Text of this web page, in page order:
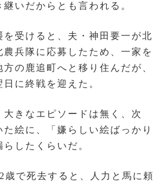
いだからとも言われる。
を受けると、夫・神田要一が北
兵隊に応募したため、一家を
の鹿追町へと移り住んだが、
に終戦を迎えた。
きなエピソードは無く、次
絵に、「嫌らしい絵ばっかり
したくらいだ。
歳で死去すると、人力と馬に頼